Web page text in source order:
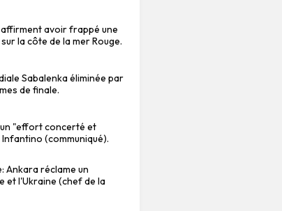
affirment avoir frappé une
la côte de la mer Rouge.
Sabalenka éliminée par
de finale.
"effort concerté et
(communiqué).
Ankara réclame un
et l'Ukraine (chef de la